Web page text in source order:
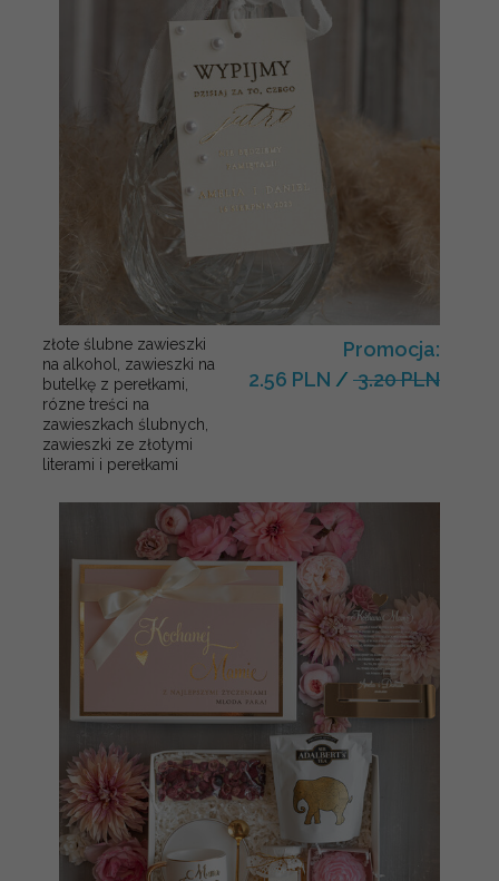
złote ślubne zawieszki
na alkohol, zawieszki na
butelkę z perełkami,
rózne treści na
zawieszkach ślubnych,
zawieszki ze złotymi
literami i perełkami
Promocja:
2.56 PLN / 3.20 PLN